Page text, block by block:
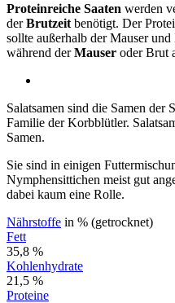
Proteinreiche Saaten werden
derBrutzeit benötigt. Der
sollte außerhalb der Mauser und
während derMauser oder Brut
Salatsamen sind die Samen der
Familie der Korbblütler.
Samen.
Sie sind in einigen
Nymphensittichen meist gut
dabei kaum eine Rolle.
Nährstoffe in % (getrocknet)
Fett
35,8 %
Kohlenhydrate
21,5 %
Proteine